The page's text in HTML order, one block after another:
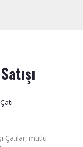
Çatı
Çatılar, mutlu